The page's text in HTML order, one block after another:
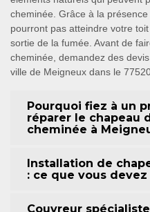
cheminée. Grâce à la
pourront pas atteindre votre
sortie de la fumée. Avant de
cheminée, demandez des
ville de Meigneux dans le
Pourquoi fiez à un
réparer le chapeau
cheminée à
Installation de
: ce que vous
Couvreur